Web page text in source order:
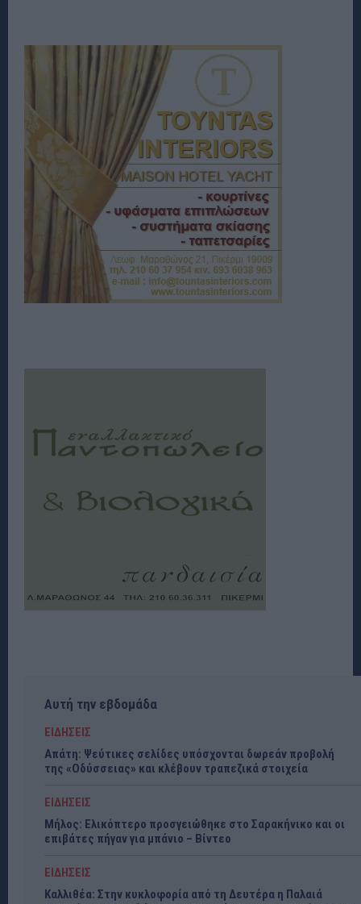
Αυτή την εβδομάδα
ΕΙΔΗΣΕΙΣ
Απάτη: Ψεύτικες σελίδες υπόσχονται δωρεάν προβολή
της «Οδύσσειας» και κλέβουν τραπεζικά στοιχεία
ΕΙΔΗΣΕΙΣ
Μήλος: Ελικόπτερο προσγειώθηκε στο Σαρακήνικο και οι
επιβάτες πήγαν για μπάνιο – Βίντεο
ΕΙΔΗΣΕΙΣ
Καλλιθέα: Στην κυκλοφορία από τη Δευτέρα η Παλαιά